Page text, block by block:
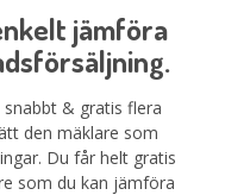
jämföra
& gratis flera
den mäklare som
Du får helt gratis
som du kan jämföra